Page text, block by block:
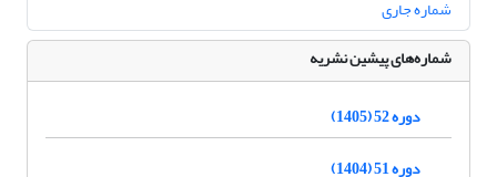
شماره جاری
شماره‌های پیشین نشریه
دوره 52 (1405)
دوره 51 (1404)